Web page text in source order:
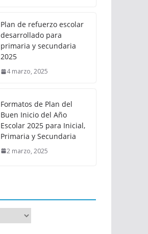
Plan de refuerzo escolar
desarrollado para
primaria y secundaria
2025
4 marzo, 2025
Formatos de Plan del
Buen Inicio del Año
Escolar 2025 para Inicial,
Primaria y Secundaria
2 marzo, 2025